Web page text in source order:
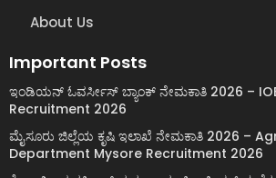
About Us
Important Posts
ಇಂಡಿಯನ್ ಓವರ್ಸೀಸ್ ಬ್ಯಾಂಕ್ ನೇಮಕಾತಿ 2026 –
Recruitment 2026
ಮೈಸೂರು ಜಿಲ್ಲೆಯ ಕೃಷಿ ಇಲಾಖೆ ನೇಮಕಾತಿ 2026 –
Department Mysore Recruitment 2026